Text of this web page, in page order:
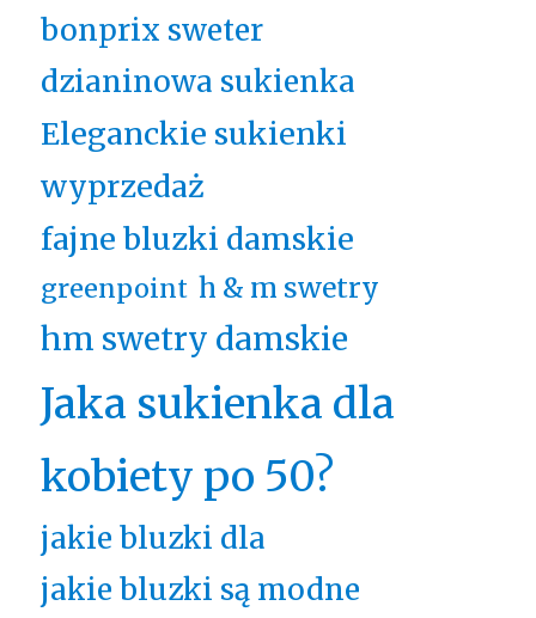
bonprix sweter
dzianinowa sukienka
Eleganckie sukienki
wyprzedaż
fajne bluzki damskie
greenpoint h & m swetry
hm swetry damskie
Jaka sukienka dla
kobiety po 50?
jakie bluzki dla
jakie bluzki są modne